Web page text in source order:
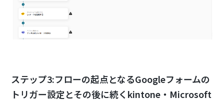
ステップ3:フローの起点となるGoogleフォームの
トリガー設定とその後に続くkintone・Microsoft